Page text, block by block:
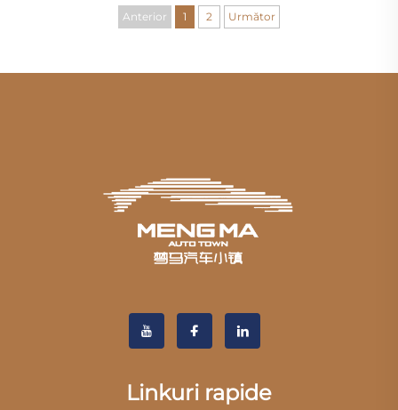
Anterior 1 2 Următor
Linkuri rapide